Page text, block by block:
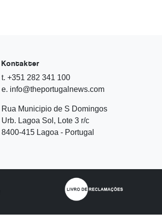
Kontakter
t. +351 282 341 100
e. info@theportugalnews.com
Rua Municipio de S Domingos
Urb. Lagoa Sol, Lote 3 r/c
8400-415 Lagoa - Portugal